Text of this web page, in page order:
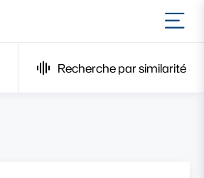
Recherche par similarité